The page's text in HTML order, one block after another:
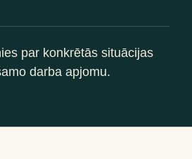
par konkrētās situācijas
darba apjomu.